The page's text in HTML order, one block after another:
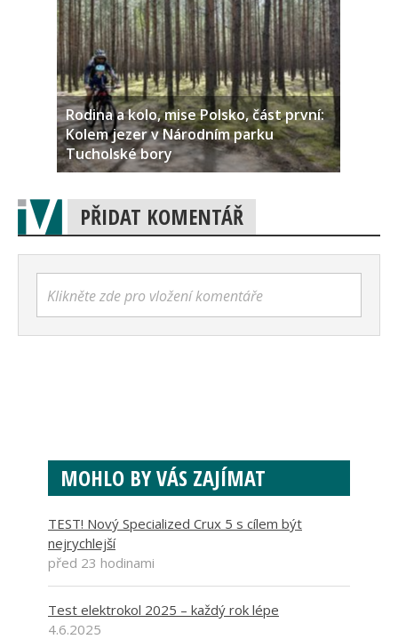
Rodina a kolo, mise Polsko, část první:
Kolem jezer v Národním parku
Tucholské bory
PŘIDAT KOMENTÁŘ
Klikněte zde pro vložení komentáře
MOHLO BY VÁS ZAJÍMAT
TEST! Nový Specialized Crux 5 s cílem být
nejrychlejší
před 23 hodinami
Test elektrokol 2025 – každý rok lépe
4.6.2025